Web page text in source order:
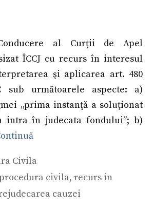
al Curții de Apel
ÎCCJ cu recurs în interesul
şi aplicarea art. 480
sub următoarele aspecte: a)
„prima instanţă a soluţionat
intra în judecata fondului”; b)
Civila
civila, recurs in
cauzei